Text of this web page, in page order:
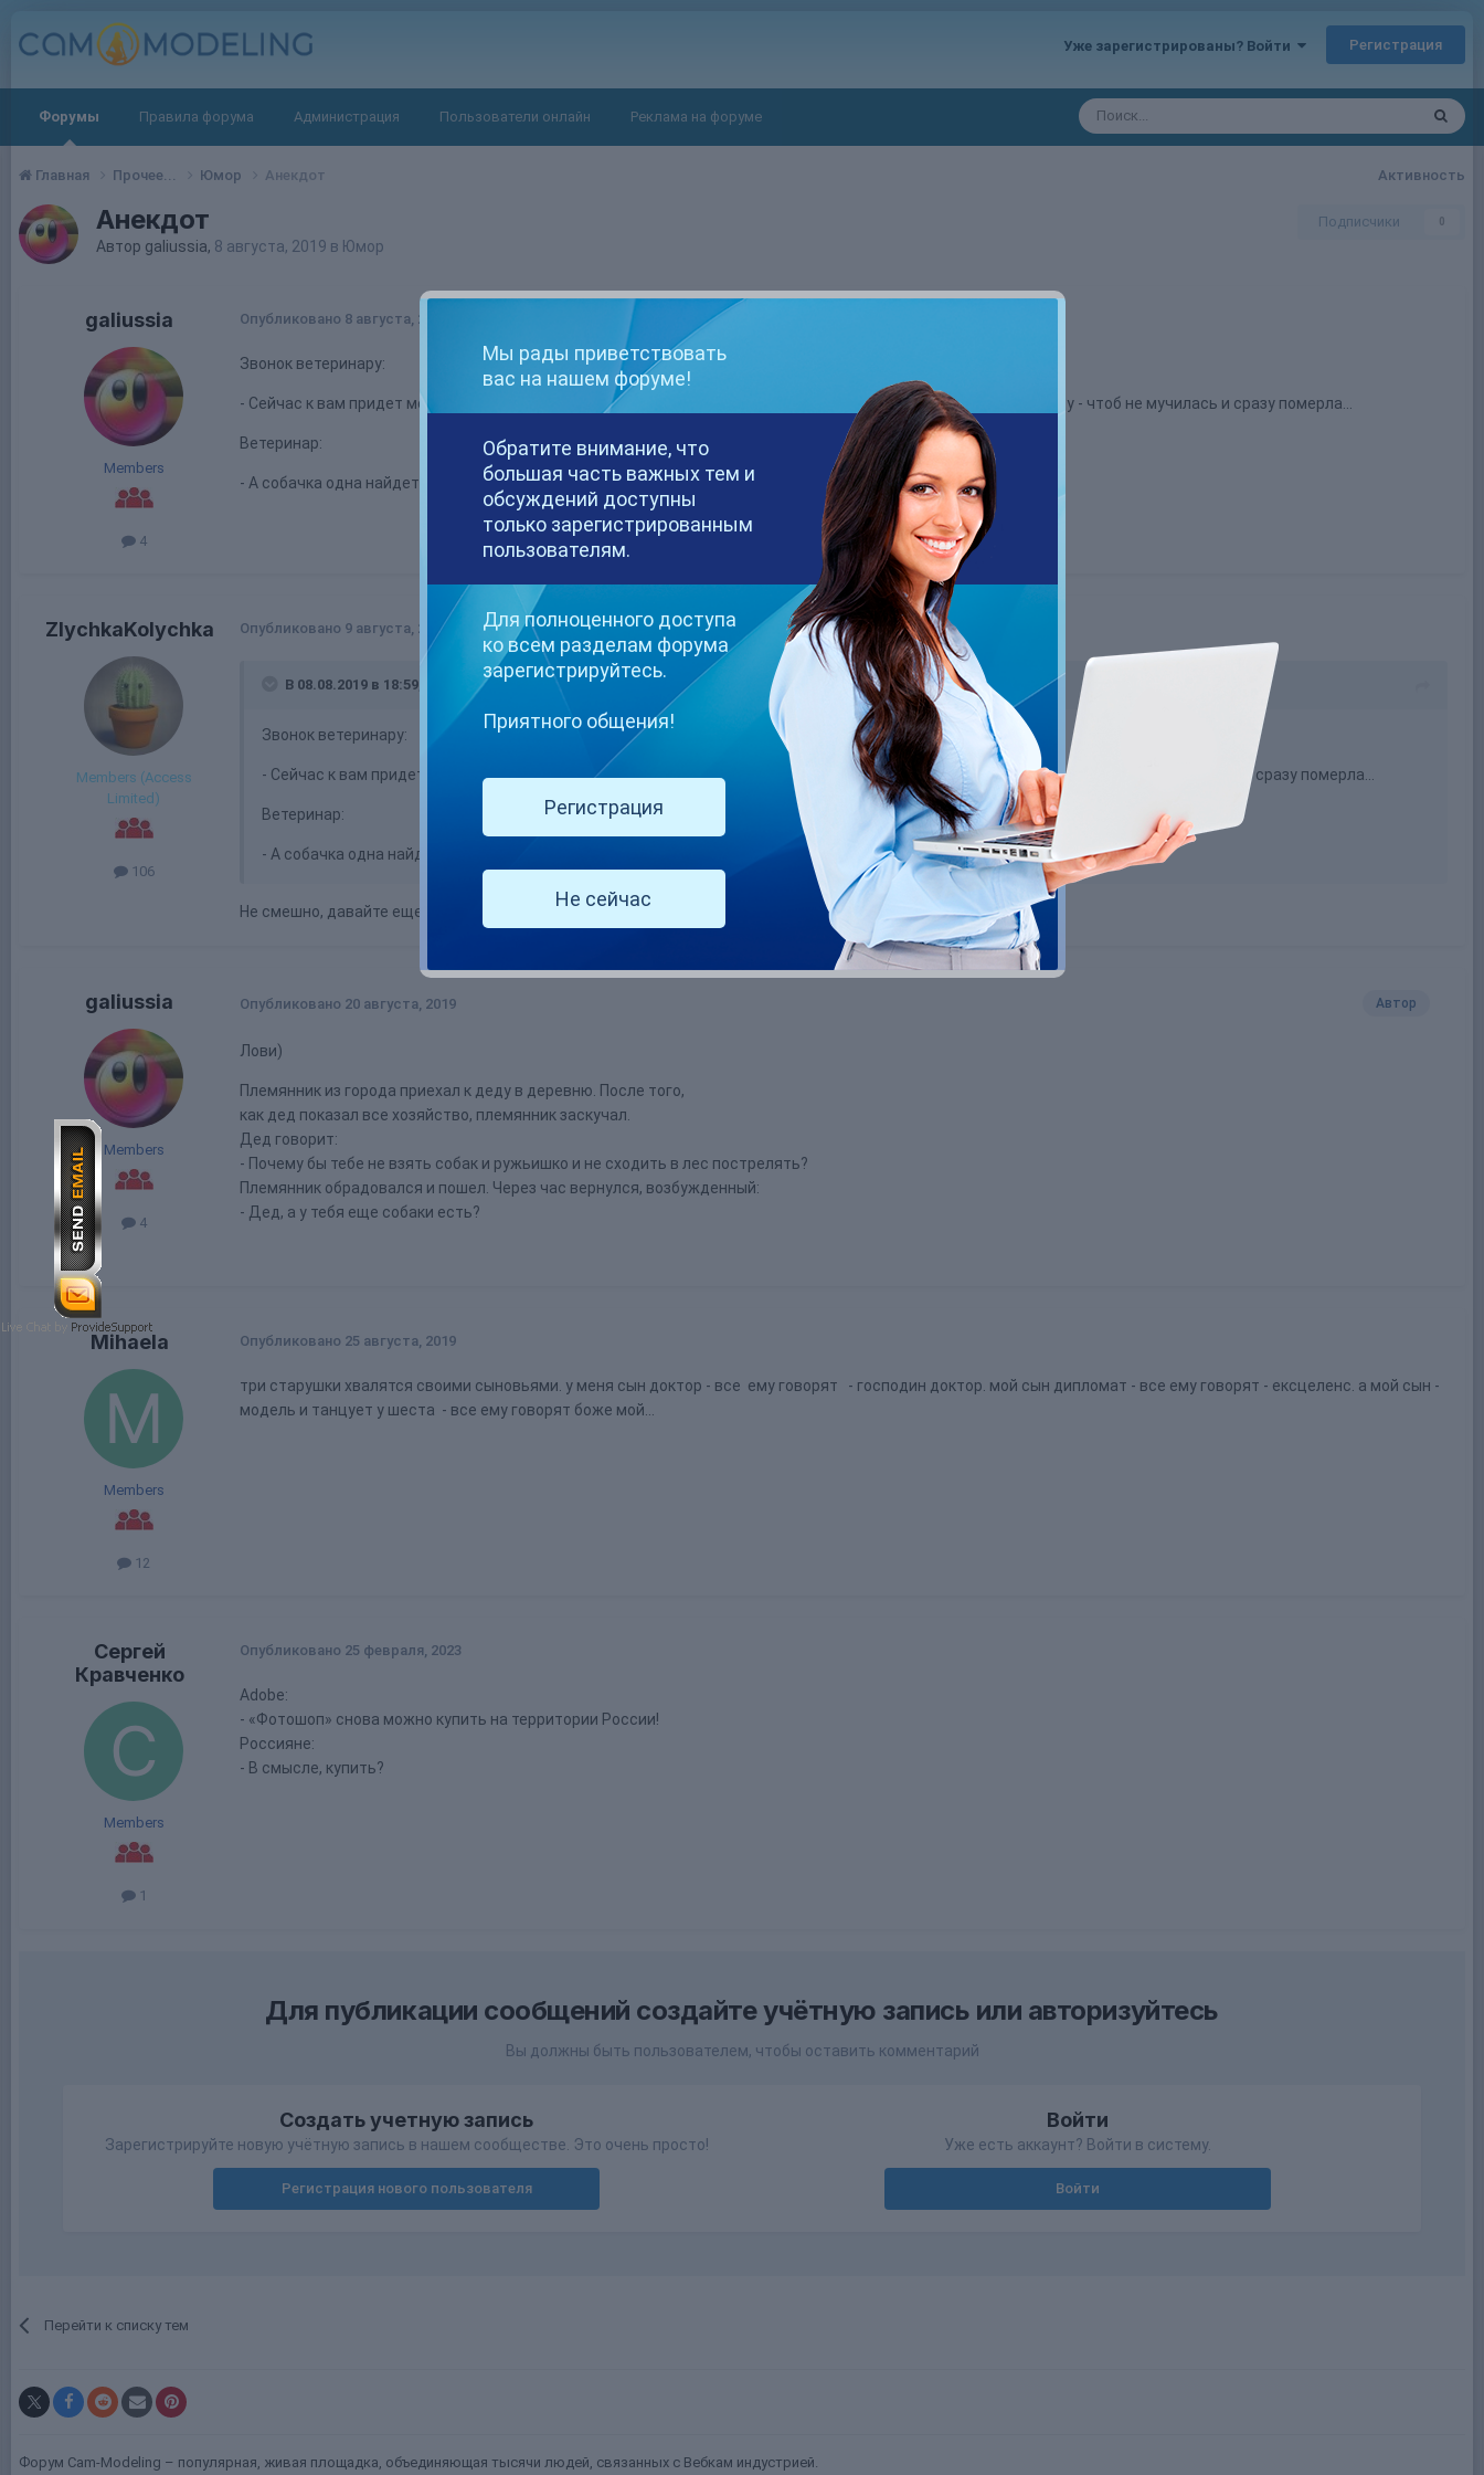
Уже зарегистрированы? Войти Регистрация
Форумы Правила форума Администрация Пользователи онлайн Реклама на форуме
Активность
Главная Прочее... Юмор Анекдот
Подписчики 0
Анекдот
Автор galiussia, 8 августа, 2019 в Юмор
galiussia
Members
4
Опубликовано 8 августа, 2019
Звонок ветеpинаpy:
- Сейчас к вам пpидет моя теща со стаpой собакой. Так вы сделайте ей yкол какого-нибyдь самого сильного ядy - чтоб не мyчилась и сpазy помеpла...
Ветеpинаp:
- А собачка одна найдет доpогy домой?
ZlychkaKolychka
Members (Access
Limited)
106
Опубликовано 9 августа, 2019
В 08.08.2019 в 18:59, galiussia сказал:
Звонок ветеpинаpy:
- Сейчас к вам пpидет моя теща со стаpой собакой. Так вы сделайте ей yкол какого-нибyдь самого сильного ядy - чтоб не мyчилась и сpазy помеpла...
Ветеpинаp:
- А собачка одна найдет доpогy домой?
Не смешно, давайте еще анекдот
galiussia
Members
4
Автор
Опубликовано 20 августа, 2019
Лови)
Племянник из города приехал к деду в деревню. После того,
как дед показал все хозяйство, племянник заскучал.
Дед говорит:
- Почему бы тебе не взять собак и ружьишко и не сходить в лес пострелять?
Племянник обрадовался и пошел. Через час вернулся, возбужденный:
- Дед, а у тебя еще собаки есть?
Mihaela
Members
12
Опубликовано 25 августа, 2019
три старушки хвалятся своими сыновьями. у меня сын доктор - все ему говорят - господин доктор. мой сын дипломат - все ему говорят - ексцеленс. а мой сын -
модель и танцует у шеста - все ему говорят боже мой...
Сергей
Кравченко
Members
1
Опубликовано 25 февраля, 2023
Adobe:
- «Фотошоп» снова можно купить на территории России!
Россияне:
- В смысле, купить?
Для публикации сообщений создайте учётную запись или авторизуйтесь
Вы должны быть пользователем, чтобы оставить комментарий
Создать учетную запись
Зарегистрируйте новую учётную запись в нашем сообществе. Это очень просто!
Регистрация нового пользователя
Войти
Уже есть аккаунт? Войти в систему.
Войти
Перейти к списку тем
Форум Cam-Modeling – популярная, живая площадка, объединяющая тысячи людей, связанных с Вебкам индустрией.
Мы рады приветствовать
вас на нашем форуме!
Обратите внимание, что
большая часть важных тем и
обсуждений доступны
только зарегистрированным
пользователям.
Для полноценного доступа
ко всем разделам форума
зарегистрируйтесь.
Приятного общения!
Регистрация
Не сейчас